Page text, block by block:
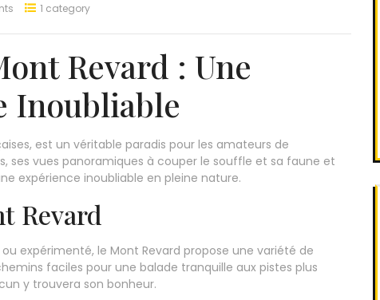
1 category
Revard : Une
Inoubliable
est un véritable paradis pour les amateurs de
ses vues panoramiques à couper le souffle et sa faune et
expérience inoubliable en pleine nature.
Revard
expérimenté, le Mont Revard propose une variété de
faciles pour une balade tranquille aux pistes plus
y trouvera son bonheur.